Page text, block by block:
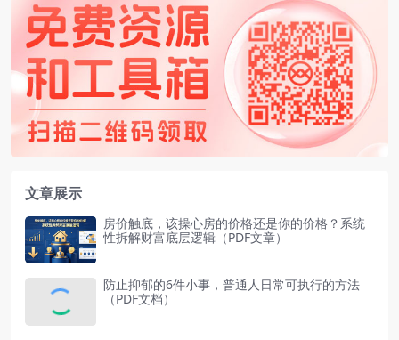
文章展示
房价触底，该操心房的价格还是你的价格？系统
性拆解财富底层逻辑（PDF文章）
防止抑郁的6件小事，普通人日常可执行的方法
（PDF文档）